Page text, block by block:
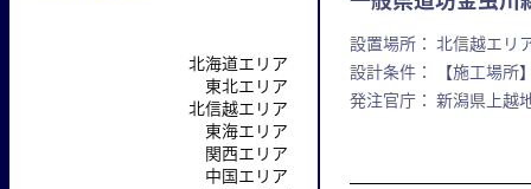
北海道エリア
東北エリア
北信越エリア
東海エリア
関西エリア
中国エリア
設置場所： 北信越エリ
設計条件： 【施工場所
発注官庁： 新潟県上越